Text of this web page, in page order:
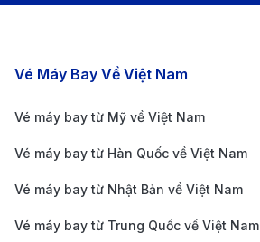
VietJet
5-8
chuyến/
tuần
5 giờ -
18 giờ 15
phút
Các chặng bay nổi bật
Vé Máy Bay Về Việt Nam
Vé máy bay từ Mỹ về Việt Nam
Vé máy bay từ Hàn Quốc về Việt Nam
Vé máy bay từ Nhật Bản về Việt Nam
Vé máy bay từ Trung Quốc về Việt Nam